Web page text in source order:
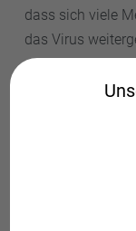
dass sich viele
das Virus
Wie
Das Omikron-
(Variant of
Omikron ist